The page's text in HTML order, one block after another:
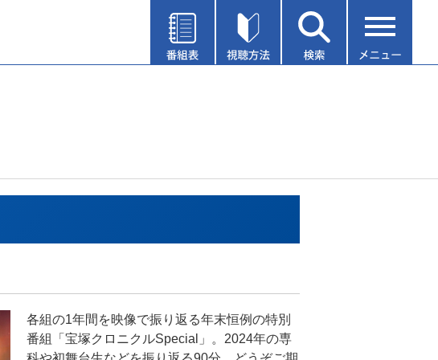
各組の1年間を映像で振り返る年末恒例の特別
番組「宝塚クロニクルSpecial」。2024年の専